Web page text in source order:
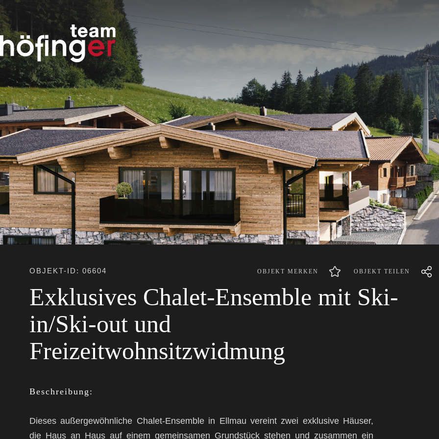
OBJEKT-ID: 06604 OBJEKT TEILEN
OBJEKT MERKEN
Exklusives Chalet-Ensemble mit Ski-
in/Ski-out und
Freizeitwohnsitzwidmung
Beschreibung:
Dieses außergewöhnliche Chalet-Ensemble in Ellmau vereint zwei exklusive Häuser,
die Haus an Haus auf einem gemeinsamen Grundstück stehen und zusammen ein